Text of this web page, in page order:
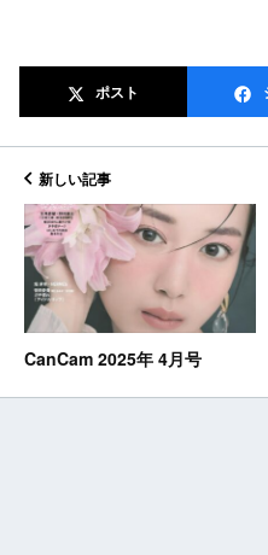
ポスト
新しい記事
CanCam 2025年 4月号